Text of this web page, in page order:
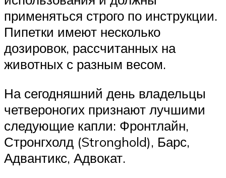
применяться строго по инструкции.
Пипетки имеют несколько
дозировок, рассчитанных на
животных с разным весом.
На сегодняшний день владельцы
четвероногих признают лучшими
следующие капли: Фронтлайн,
Стронгхолд (Stronghold), Барс,
Адвантикс, Адвокат.